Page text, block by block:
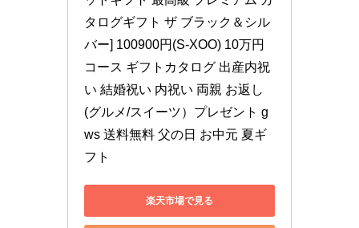
タログギフト ザ ブラック＆シル
バー] 100900円(S-XOO) 10万円
コース ギフトカタログ 出産内祝
い 結婚祝い 内祝い 両親 お返し
(グルメ/スイーツ）プレゼント g
ws 送料無料 父の日 お中元 夏ギ
フト
楽天市場で見る